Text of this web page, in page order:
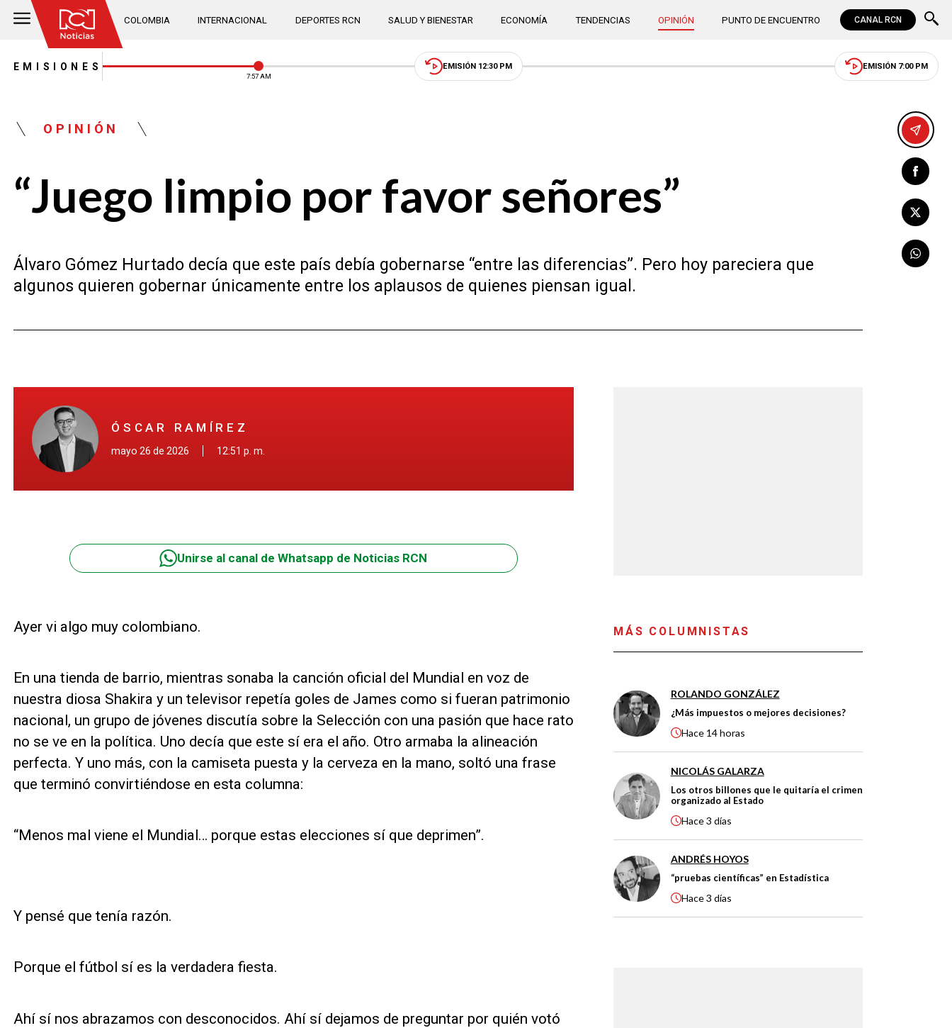
COLOMBIA INTERNACIONAL DEPORTES RCN SALUD Y BIENESTAR ECONOMÍA TENDENCIAS OPINIÓN PUNTO DE ENCUENTRO CANAL RCN
EMISIONES
7:57 AM
EMISIÓN 12:30 PM EMISIÓN 7:00 PM
OPINIÓN
“Juego limpio por favor señores”
Álvaro Gómez Hurtado decía que este país debía gobernarse “entre las diferencias”. Pero hoy pareciera que
algunos quieren gobernar únicamente entre los aplausos de quienes piensan igual.
ÓSCAR RAMÍREZ
mayo 26 de 2026 12:51 p. m.
Unirse al canal de Whatsapp de Noticias RCN
Ayer vi algo muy colombiano.
En una tienda de barrio, mientras sonaba la canción oficial del Mundial en voz de
nuestra diosa Shakira y un televisor repetía goles de James como si fueran patrimonio
nacional, un grupo de jóvenes discutía sobre la Selección con una pasión que hace rato
no se ve en la política. Uno decía que este sí era el año. Otro armaba la alineación
perfecta. Y uno más, con la camiseta puesta y la cerveza en la mano, soltó una frase
que terminó convirtiéndose en esta columna:
“Menos mal viene el Mundial… porque estas elecciones sí que deprimen”.
Y pensé que tenía razón.
Porque el fútbol sí es la verdadera fiesta.
Ahí sí nos abrazamos con desconocidos. Ahí sí dejamos de preguntar por quién votó
MÁS COLUMNISTAS
ROLANDO GONZÁLEZ
¿Más impuestos o mejores decisiones?
Hace 14 horas
NICOLÁS GALARZA
Los otros billones que le quitaría el crimen
organizado al Estado
Hace3 días
ANDRÉS HOYOS
“pruebas científicas” en Estadística
Hace3 días